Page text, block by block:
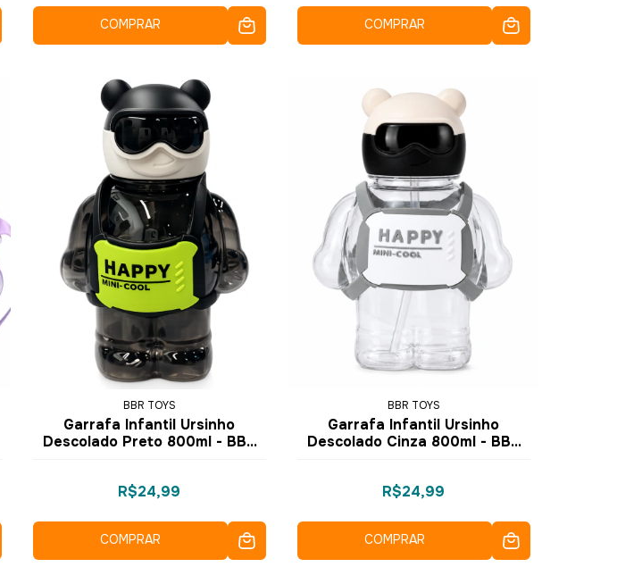
COMPRAR COMPRAR
BBR TOYS
Garrafa Infantil Ursinho
Descolado Preto 800ml - BBR
R$24,99
COMPRAR
BBR TOYS
Garrafa Infantil Ursinho
Descolado Cinza 800ml - BBR
R$24,99
COMPRAR